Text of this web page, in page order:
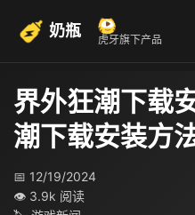
奶瓶 虎牙旗下产品
界外狂潮下载
潮下载安装方
📅 12/19/2024
👁 3.9k 阅读